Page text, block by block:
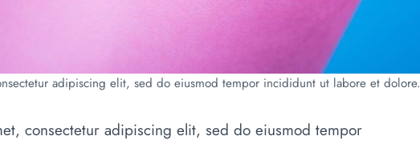
adipiscing elit, sed do eiusmod tempor incididunt ut labore et dolore.
consectetur adipiscing elit, sed do eiusmod tempor